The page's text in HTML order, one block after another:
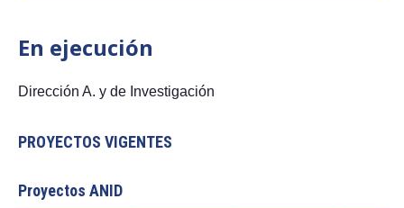
INVESTIGACIÓN
EXTENSIÓN
En ejecución
Dirección A. y de Investigación
PROYECTOS VIGENTES
Proyectos ANID